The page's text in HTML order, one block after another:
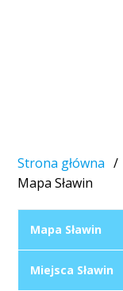
Strona główna
Mapa Sławin
Mapa Sławin
Miejsca Sławin